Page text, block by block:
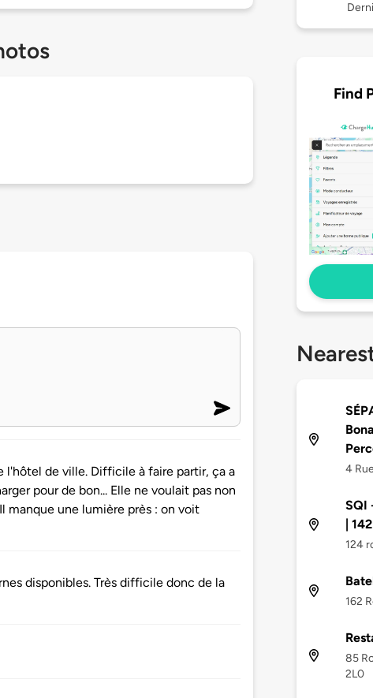
l'hôtel de ville. Difficile à faire partir, ça a
pour de bon... Elle ne voulait pas non
manque une lumière près : on voit
disponibles. Très difficile donc de la
Find
4
SQI
|
124
162
85
2L0